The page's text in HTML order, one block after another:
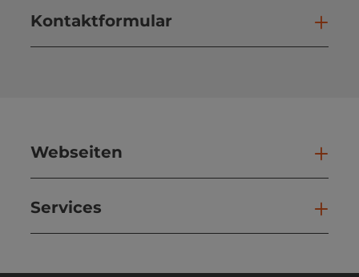
Kontaktformular
Webseiten
Services